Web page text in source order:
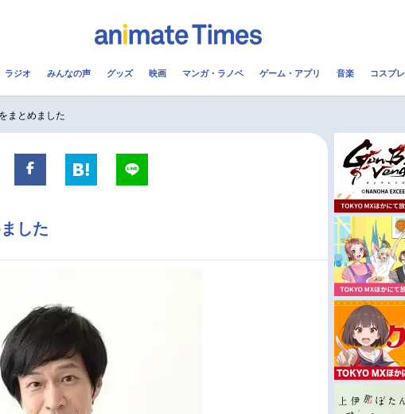
配信・Vtuber
男性声優/女性声優一覧
今期アニメ曜日別一覧
夏アニメ
ラジオ みんなの声 グッズ 映画 マンガ・ラノベ ゲーム・アプリ 音楽 コスプレ
まとめました
した